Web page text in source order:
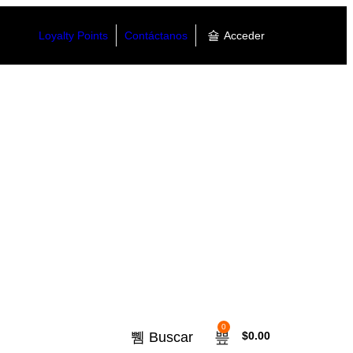
Loyalty Points Contáctanos Acceder
Buscar
0
$0.00